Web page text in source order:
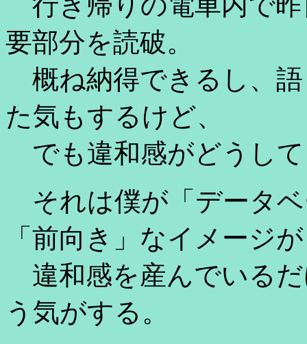
要部分を読破。
概ね納得できるし、
た気もするけど、
でも違和感がどうし
それは僕が「データ
「前向き」なイメージが
違和感を産んでいる
う気がする。